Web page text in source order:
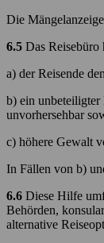
Die
6.5 Das Reisebüro
a) der Reisende
b) ein unbeteiligter
unvorhersehbar
c) höhere Gewalt
In Fällen von b)
6.6 Diese Hilfe
Behörden,
alternative